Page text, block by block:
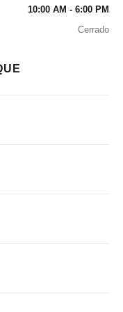
10:00 AM - 6:00 PM
Cerrado